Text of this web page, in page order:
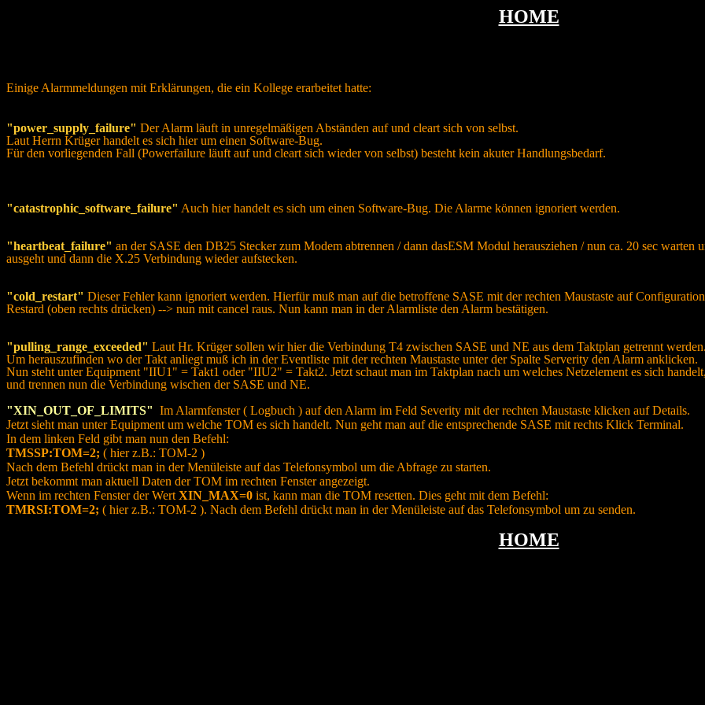
HOME
Einige Alarmmeldungen mit Erklärungen, die ein Kollege erarbeitet hatte:
"power_supply_failure" Der Alarm läuft in unregelmäßigen Abständen auf und cleart sich von selbst.
Laut Herrn Krüger handelt es sich hier um einen Software-Bug.
Für den vorliegenden Fall (Powerfailure läuft auf und cleart sich wieder von selbst) besteht kein akuter Handlungsbedarf.
"catastrophic_software_failure" Auch hier handelt es sich um einen Software-Bug. Die Alarme können ignoriert werden.
"heartbeat_failure" an der SASE den DB25 Stecker zum Modem abtrennen / dann dasESM Modul herausziehen / nun ca. 20 sec
ausgeht und dann die X.25 Verbindung wieder aufstecken.
"cold_restart" Dieser Fehler kann ignoriert werden. Hierfür muß man auf die betroffene SASE mit der rechten Maustaste auf
Restard (oben rechts drücken) --> nun mit cancel raus. Nun kann man in der Alarmliste den Alarm bestätigen.
"pulling_range_exceeded" Laut Hr. Krüger sollen wir hier die Verbindung T4 zwischen SASE und NE aus dem Taktplan getrennt
Um herauszufinden wo der Takt anliegt muß ich in der Eventliste mit der rechten Maustaste unter der Spalte Serverity den Alarm anklicken.
Nun steht unter Equipment "IIU1" = Takt1 oder "IIU2" = Takt2. Jetzt schaut man im Taktplan nach um welches Netzelement es sich
und trennen nun die Verbindung wischen der SASE und NE.
"XIN_OUT_OF_LIMITS" Im Alarmfenster ( Logbuch ) auf den Alarm im Feld Severity mit der rechten Maustaste klicken auf Details.
Jetzt sieht man unter Equipment um welche TOM es sich handelt. Nun geht man auf die entsprechende SASE mit rechts Klick Terminal.
In dem linken Feld gibt man nun den Befehl:
TMSSP:TOM=2; ( hier z.B.: TOM-2 )
Nach dem Befehl drückt man in der Menüleiste auf das Telefonsymbol um die Abfrage zu starten.
Jetzt bekommt man aktuell Daten der TOM im rechten Fenster angezeigt.
Wenn im rechten Fenster der Wert XIN_MAX=0 ist, kann man die TOM resetten. Dies geht mit dem Befehl:
TMRSI:TOM=2; ( hier z.B.: TOM-2 ). Nach dem Befehl drückt man in der Menüleiste auf das Telefonsymbol um zu senden.
HOME